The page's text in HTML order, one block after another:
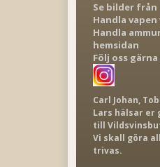
Se bilder
Handla
Handla
hemsidan
Följ oss
Carl Johan,
Lars hälsar er
till
Vi skall göra
trivas.